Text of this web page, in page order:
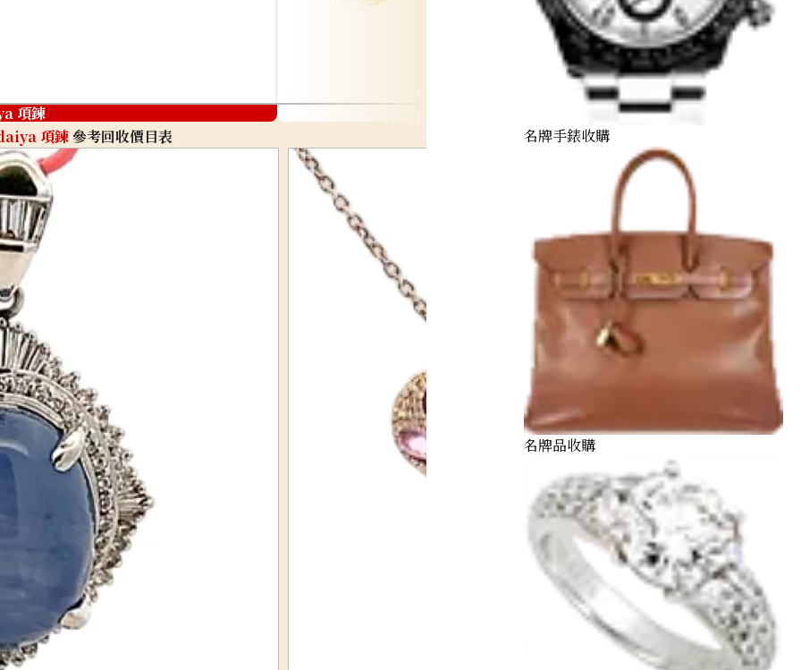
項鍊
daiya-pendant-top
項鍊參考回收價目表 名牌手錶收購
名牌品收購